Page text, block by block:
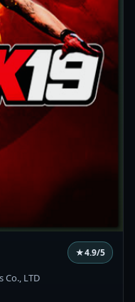
★4.9/5
Co., LTD